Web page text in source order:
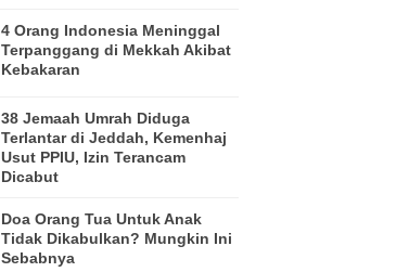
4 Orang Indonesia Meninggal
Terpanggang di Mekkah Akibat
Kebakaran
38 Jemaah Umrah Diduga
Terlantar di Jeddah, Kemenhaj
Usut PPIU, Izin Terancam
Dicabut
Doa Orang Tua Untuk Anak
Tidak Dikabulkan? Mungkin Ini
Sebabnya